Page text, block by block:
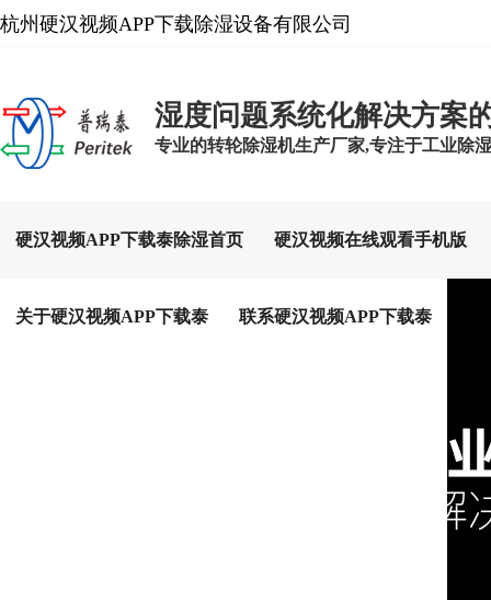
杭州硬汉视频APP下载除湿设备有限公司
湿度问题系统化解决方案
专业的转轮除湿机生产厂家,专注于工业除湿设
硬汉视频APP下载泰除湿首页 硬汉视频在线观看手机版
关于硬汉视频APP下载泰 联系硬汉视频APP下载泰